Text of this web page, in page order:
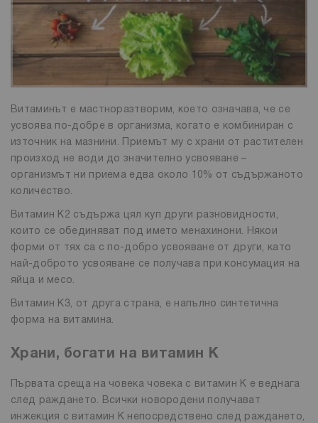
Витаминът е мастноразтворим, което означава, че се
усвоява по-добре в организма, когато е комбиниран с
източник на мазнини. Приемът му с храни от растителен
произход не води до значително усвояване –
организмът ни приема едва около 10% от съдържаното
количество.
Витамин К2 съдържа цял куп други разновидности,
които се обединяват под името менахинони. Някои
форми от тях са с по-добро усвояване от други, като
най-доброто усвояване се получава при консумация на
яйца и месо.
Витамин К3, от друга страна, е напълно синтетична
форма на витамина.
Храни, богати на витамин К
Първата среща на човека човека с витамин К е веднага
след раждането. Всички новородени получават
инжекция с витамин К непосредствено след раждането,